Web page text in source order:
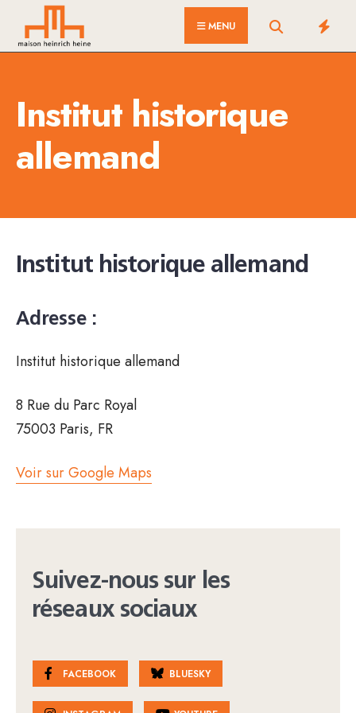
MENU
Institut historique
allemand
Institut historique allemand
Adresse :
Institut historique allemand
8 Rue du Parc Royal
75003 Paris, FR
Voir sur Google Maps
Suivez-nous sur les
réseaux sociaux
FACEBOOK BLUESKY